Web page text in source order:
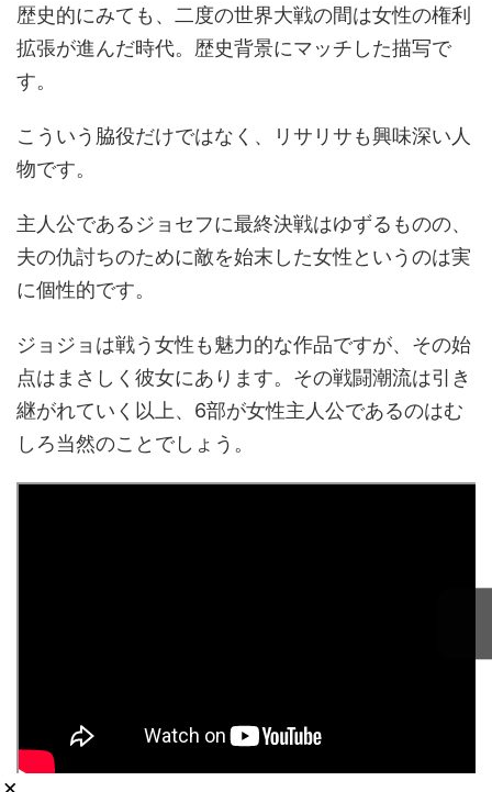
歴史的にみても、二度の世界大戦の間は女性の権利
拡張が進んだ時代。歴史背景にマッチした描写で
す。
こういう脇役だけではなく、リサリサも興味深い人
物です。
主人公であるジョセフに最終決戦はゆずるものの、
夫の仇討ちのために敵を始末した女性というのは実
に個性的です。
ジョジョは戦う女性も魅力的な作品ですが、その始
点はまさしく彼女にあります。その戦闘潮流は引き
継がれていく以上、6部が女性主人公であるのはむ
しろ当然のことでしょう。